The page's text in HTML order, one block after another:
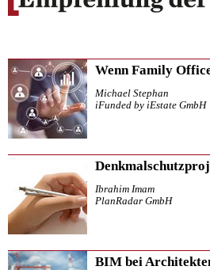
Wenn Family
Michael Stephan
iFunded by iEstate GmbH
Ibrahim Imam
PlanRadar GmbH
BIM bei